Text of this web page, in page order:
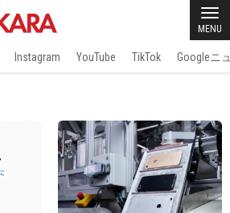
MENU
Instagram YouTube TikTok Googleニ